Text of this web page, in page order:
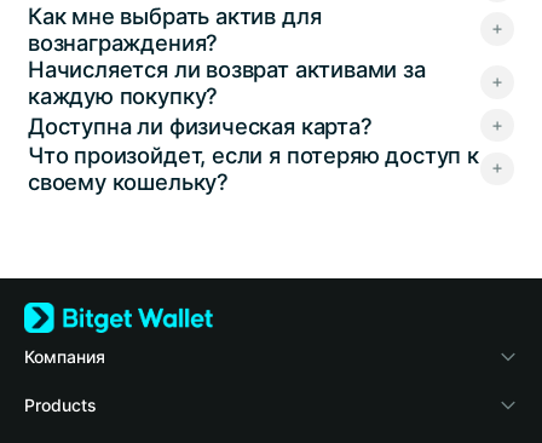
Как мне выбрать актив для
вознаграждения?
Начисляется ли возврат активами за
каждую покупку?
Доступна ли физическая карта?
Что произойдет, если я потеряю доступ к
своему кошельку?
Компания
О Bitget Wallet
Products